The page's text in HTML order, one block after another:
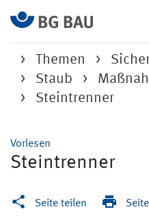
Themen
Staub
Steintrenner
Vorlesen
Steintrenner
Seite teilen